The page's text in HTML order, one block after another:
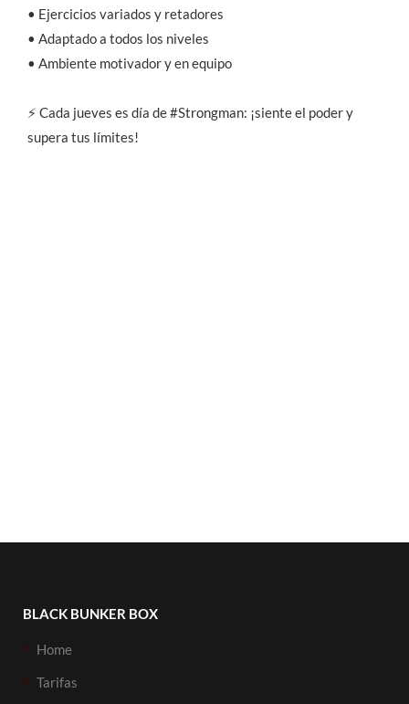
• Ejercicios variados y retadores
• Adaptado a todos los niveles
• Ambiente motivador y en equipo
⚡ Cada jueves es día de #Strongman: ¡siente el poder y
supera tus límites!
BLACK BUNKER BOX
Home
Tarifas